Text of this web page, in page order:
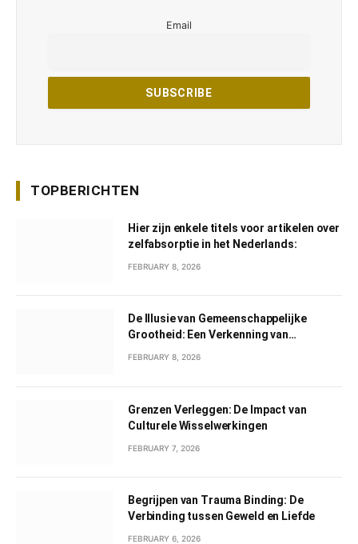
Email
TOPBERICHTEN
Hier zijn enkele titels voor artikelen over
zelfabsorptie in het Nederlands:
FEBRUARY 8, 2026
De Illusie van Gemeenschappelijke
Grootheid: Een Verkenning van
Gemeenschappelijk Narcisme
FEBRUARY 8, 2026
Grenzen Verleggen: De Impact van
Culturele Wisselwerkingen
FEBRUARY 7, 2026
Begrijpen van Trauma Binding: De
Verbinding tussen Geweld en Liefde
FEBRUARY 6, 2026